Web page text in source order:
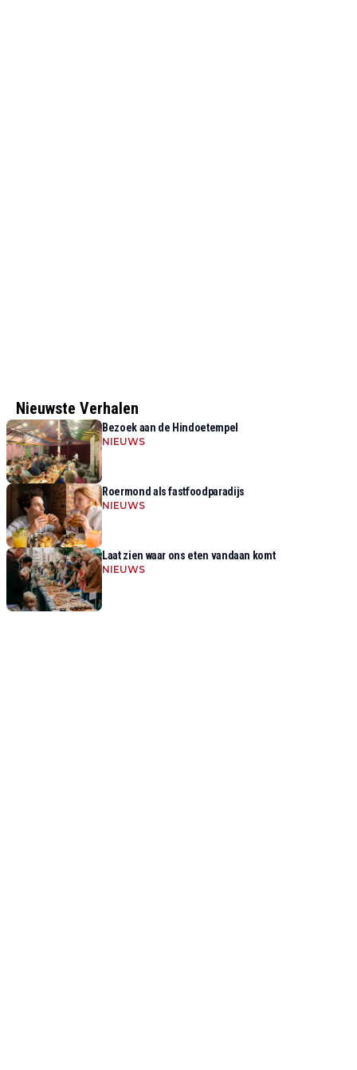
Nieuwste Verhalen
Bezoek aan de Hindoetempel
NIEUWS
Roermond als fastfoodparadijs
NIEUWS
Laat zien waar ons eten vandaan komt
NIEUWS